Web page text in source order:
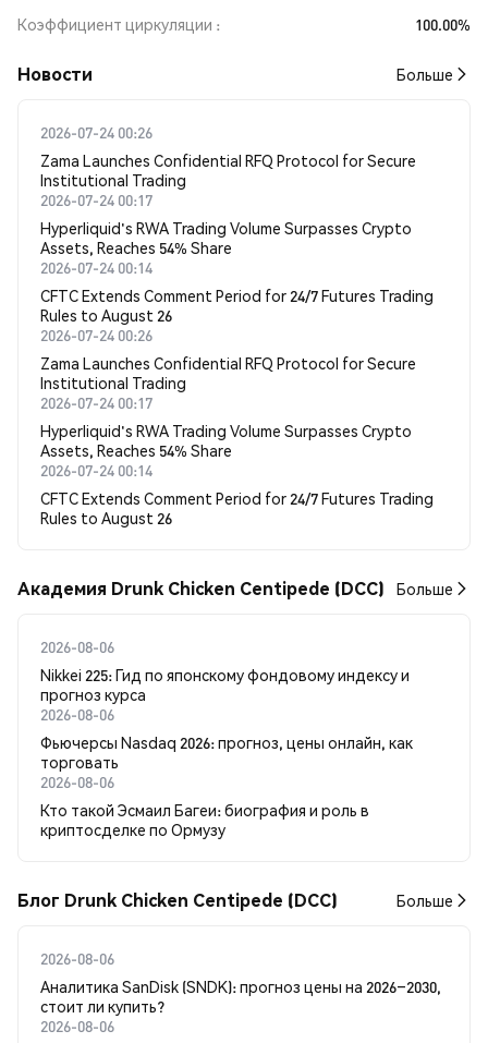
Коэффициент циркуляции
100.00%
Новости Больше
2026-07-24 00:26
Zama Launches Confidential RFQ Protocol for Secure
Institutional Trading
2026-07-24 00:17
Hyperliquid's RWA Trading Volume Surpasses Crypto
Assets, Reaches 54% Share
2026-07-24 00:14
CFTC Extends Comment Period for 24/7 Futures Trading
Rules to August 26
2026-07-24 00:26
Zama Launches Confidential RFQ Protocol for Secure
Institutional Trading
2026-07-24 00:17
Hyperliquid's RWA Trading Volume Surpasses Crypto
Assets, Reaches 54% Share
2026-07-24 00:14
CFTC Extends Comment Period for 24/7 Futures Trading
Rules to August 26
Академия Drunk Chicken Centipede (DCC) Больше
2026-08-06
Nikkei 225: Гид по японскому фондовому индексу и
прогноз курса
2026-08-06
Фьючерсы Nasdaq 2026: прогноз, цены онлайн, как
торговать
2026-08-06
Кто такой Эсмаил Багеи: биография и роль в
криптосделке по Ормузу
Блог Drunk Chicken Centipede (DCC) Больше
2026-08-06
Аналитика SanDisk (SNDK): прогноз цены на 2026–2030,
стоит ли купить?
2026-08-06